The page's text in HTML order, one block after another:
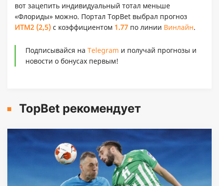
вот зацепить индивидуальный тотал меньше
«Флориды» можно. Портал TopBet выбрал прогноз
ИТМ2 (2,5) с коэффициентом 1.77 по линии Винлайн.
Подписывайся на Telegram и получай прогнозы и
новости о бонусах первым!
TopBet рекомендует